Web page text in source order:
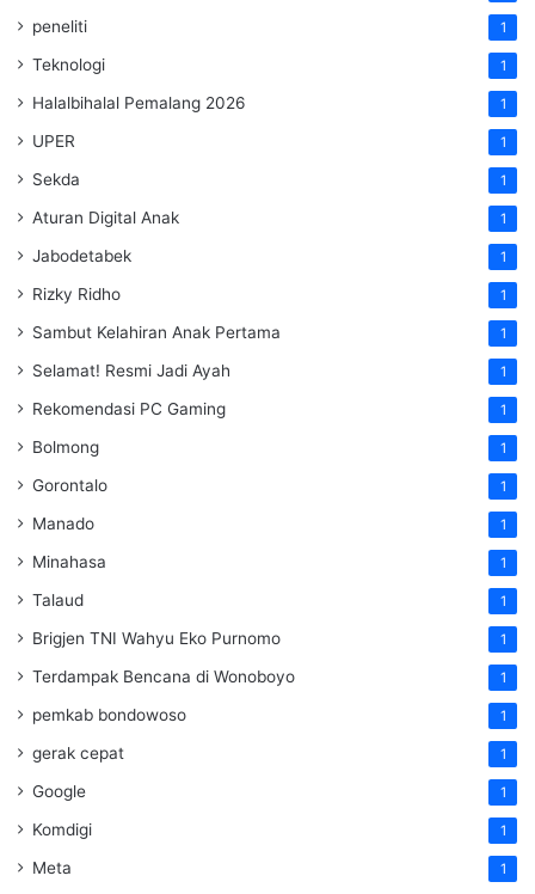
peneliti 1
Teknologi 1
Halalbihalal Pemalang 2026 1
UPER 1
Sekda 1
Aturan Digital Anak 1
Jabodetabek 1
Rizky Ridho 1
Sambut Kelahiran Anak Pertama 1
Selamat! Resmi Jadi Ayah 1
Rekomendasi PC Gaming 1
Bolmong 1
Gorontalo 1
Manado 1
Minahasa 1
Talaud 1
Brigjen TNI Wahyu Eko Purnomo 1
Terdampak Bencana di Wonoboyo 1
pemkab bondowoso 1
gerak cepat 1
Google 1
Komdigi 1
Meta 1